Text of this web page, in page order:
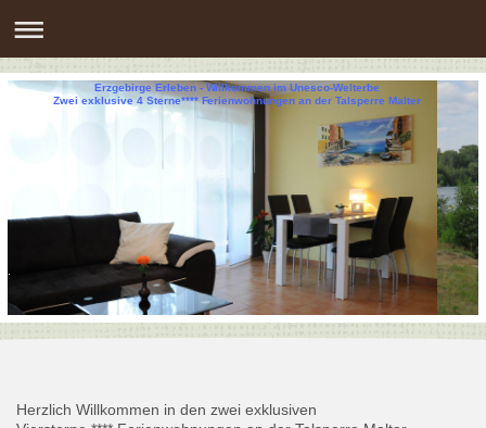
Erzgebirge Erleben - Willkommen im Unesco-Welterbe
Zwei exklusive 4 Sterne**** Ferienwohnungen an der Talsperre Malter
Herzlich Willkommen in den zwei exklusiven